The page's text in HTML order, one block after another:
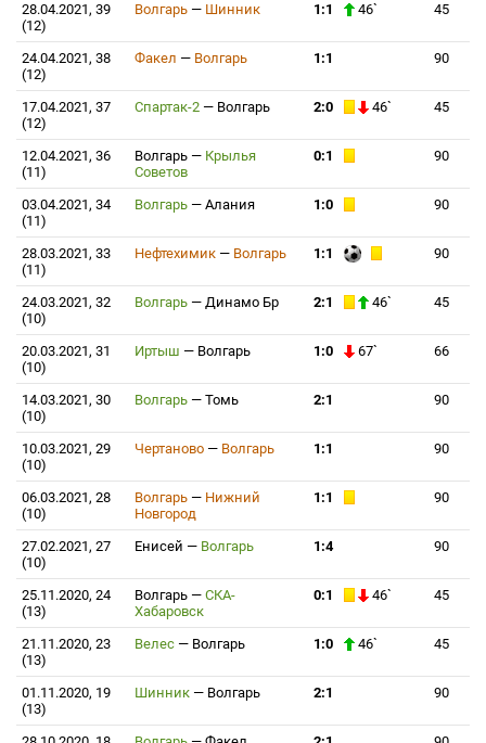
28.04.2021, 39
(12)
Волгарь — Шинник 1:1 46` 45
24.04.2021, 38
(12)
Факел — Волгарь 1:1 90
17.04.2021, 37
(12)
Спартак-2 — Волгарь 2:0 46` 45
12.04.2021, 36
(11)
Волгарь — Крылья
Советов
0:1 90
03.04.2021, 34
(11)
Волгарь — Алания 1:0 90
28.03.2021, 33
(11)
Нефтехимик — Волгарь 1:1 90
24.03.2021, 32
(10)
Волгарь — Динамо Бр 2:1 46` 45
20.03.2021, 31
(10)
Иртыш — Волгарь 1:0 67` 66
14.03.2021, 30
(10)
Волгарь — Томь 2:1 90
10.03.2021, 29
(10)
Чертаново — Волгарь 1:1 90
06.03.2021, 28
(10)
Волгарь — Нижний
Новгород
1:1 90
27.02.2021, 27
(10)
Енисей — Волгарь 1:4 90
25.11.2020, 24
(13)
Волгарь — СКА-
Хабаровск
0:1 46` 45
21.11.2020, 23
(13)
Велес — Волгарь 1:0 46` 45
01.11.2020, 19
(13)
Шинник — Волгарь 2:1 90